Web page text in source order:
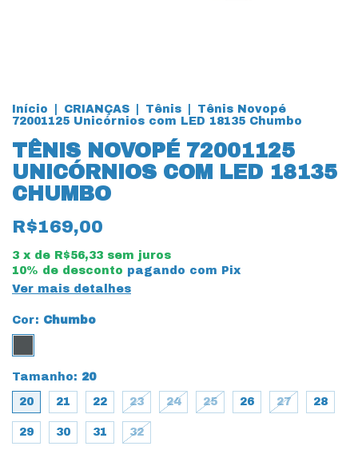
Início CRIANÇAS Tênis
Tênis Novopé
72001125 Unicórnios com LED 18135 Chumbo
TÊNIS NOVOPÉ 72001125
UNICÓRNIOS COM LED 18135
CHUMBO
R$169,00
3 x de R$56,33 sem juros
10% de desconto pagando com Pix
Ver mais detalhes
Cor: Chumbo
Tamanho: 20
20 21 22 23 24 25 26 27 28
29 30 31 32